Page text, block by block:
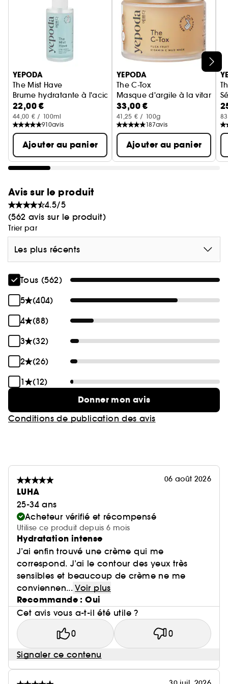
Ignorer le carrousel produits
YEPODA
The Mist Have
Brume hydratante à l'acide hyaluronique et à la lavande
22,00 €
44,00 € / 100ml
910avis
Ajouter au panier
YEPODA
The C-Tox
Masque d'argile à la
33,00 €
41,25 € / 100g
187avis
Ajouter au panier
Avis sur le produit
4.5/5
(562 avis sur le produit)
Trier par
Les plus récents
Tous (562)
5
(404)
4
(88)
3
(32)
2
(26)
1
(12)
Donner mon avis
Conditions de publication des avis
06 août 2026
LUHA
25-34 ans
Acheteur vérifié et récompensé
Utilise ce produit depuis 6 mois
Hydratation intense
J’ai enfin trouvé une crème qui me
correspond. J’ai le contour des yeux très
sensibles et beaucoup de crème ne me
conviennen... Voir plus
Recommande : Oui
Cet avis vous a-t-il été utile ?
0 0
Signaler ce contenu